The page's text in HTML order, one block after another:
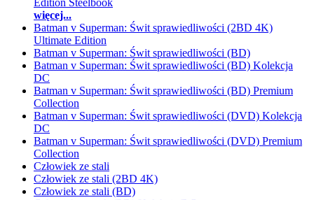
Edition Steelbook
więcej...
Batman v Superman: Świt sprawiedliwości (2BD 4K)
Ultimate Edition
Batman v Superman: Świt sprawiedliwości (BD)
Batman v Superman: Świt sprawiedliwości (BD) Kolekcja
DC
Batman v Superman: Świt sprawiedliwości (BD) Premium
Collection
Batman v Superman: Świt sprawiedliwości (DVD) Kolekcja
DC
Batman v Superman: Świt sprawiedliwości (DVD) Premium
Collection
Człowiek ze stali
Człowiek ze stali (2BD 4K)
Człowiek ze stali (BD)